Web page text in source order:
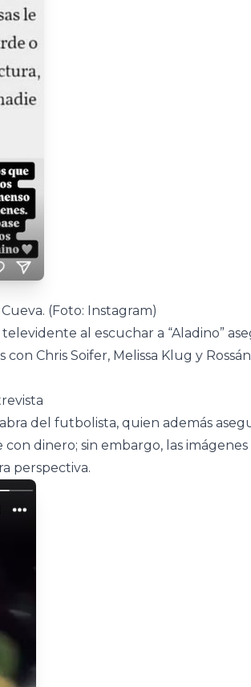
(Foto: Instagram)
al escuchar a “Aladino”
Chris Soifer, Melissa Klug y
del futbolista, quien además
dinero; sin embargo, las
perspectiva.